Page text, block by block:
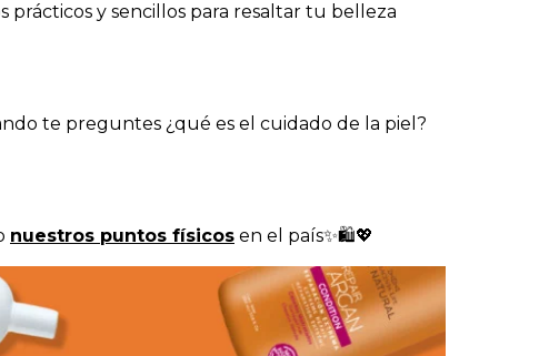
prácticos y sencillos para resaltar tu belleza
te preguntes ¿qué es el cuidado de la piel?
nuestros puntos físicos en el país✨🛍️💖